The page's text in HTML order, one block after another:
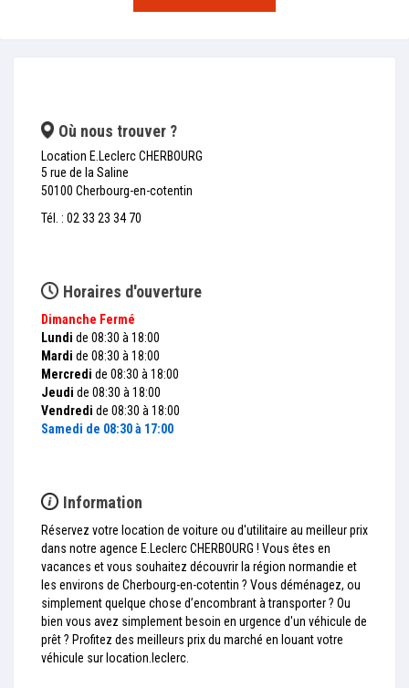
Où nous trouver ?
Location E.Leclerc CHERBOURG
5 rue de la Saline
50100 Cherbourg-en-cotentin
Tél. : 02 33 23 34 70
Horaires d'ouverture
Dimanche Fermé
Lundi de 08:30 à 18:00
Mardi de 08:30 à 18:00
Mercredi de 08:30 à 18:00
Jeudi de 08:30 à 18:00
Vendredi de 08:30 à 18:00
Samedi de 08:30 à 17:00
Information
Réservez votre location de voiture ou d'utilitaire au meilleur prix
dans notre agence E.Leclerc CHERBOURG ! Vous êtes en
vacances et vous souhaitez découvrir la région normandie et
les environs de Cherbourg-en-cotentin ? Vous déménagez, ou
simplement quelque chose d’encombrant à transporter ? Ou
bien vous avez simplement besoin en urgence d'un véhicule de
prêt ? Profitez des meilleurs prix du marché en louant votre
véhicule sur location.leclerc.